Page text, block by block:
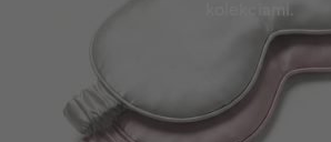
kolekciami.